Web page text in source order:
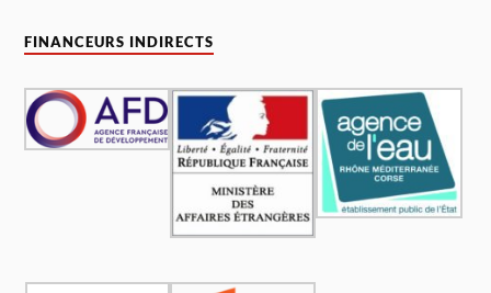
FINANCEURS INDIRECTS